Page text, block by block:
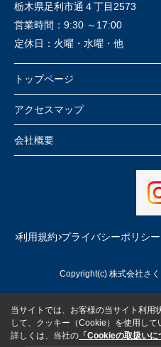
栃木県足利市通４丁目2573
営業時間： 9:30 ～17:00
定休日： 火曜・水曜・他
トップページ
アクセスマップ
会社概要
利用規約 プライバシーポリシー
Copyright(c) 株式会社さ
当サイトでは、お客様の当サイト利用
して、クッキー（Cookie）を使用して
詳しくは、当社の 「Cookieの取扱いに